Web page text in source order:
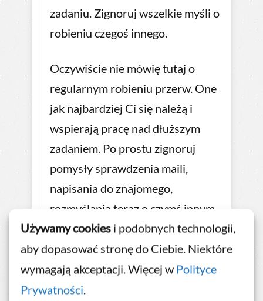
Używamy cookies i podobnych technologii,
aby dopasować stronę do Ciebie. Niektóre
wymagają akceptacji. Więcej w Polityce
Prywatności.
zadaniu. Zignoruj wszelkie myśli o
robieniu czegoś innego.
Oczywiście nie mówię tutaj o
regularnym robieniu przerw. One
jak najbardziej Ci się należą i
wspierają pracę nad dłuższym
zadaniem. Po prostu zignoruj
pomysły sprawdzenia maili,
napisania do znajomego,
rozmyślania teraz o czymś innym,
wycieczki do lodówki i tym
podobne. Twoja koncentracja
będzie stabilna tylko wtedy, gdy z
determinacją będziesz wracał do